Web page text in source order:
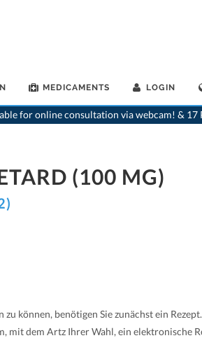
MEDICAMENTS LOGIN
for online consultation via webcam! & 17
>Home>medikamente-online>
(100 MG)
zu können, benötigen Sie zunächst ein
mit dem Artz Ihrer Wahl, ein elektronische